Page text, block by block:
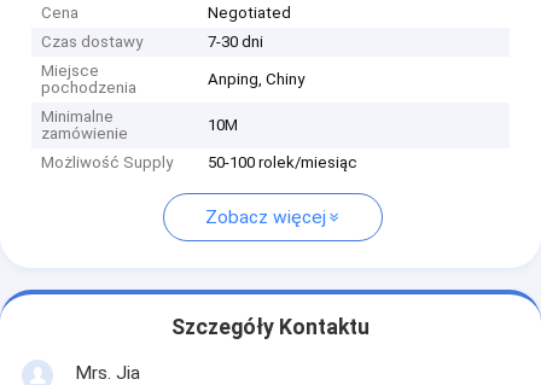
Cena
Negotiated
Czas dostawy
7-30 dni
Miejsce
pochodzenia
Anping, Chiny
Minimalne
zamówienie
10M
Możliwość Supply 50-100 rolek/miesiąc
Zobacz więcej
Szczegóły Kontaktu
Mrs. Jia